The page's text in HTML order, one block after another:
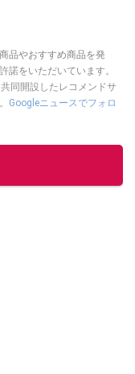
品やおすすめ商品を発
諾をいただいています。
同開設したレコメンドサ
Googleニュースでフォロ
トの他の記事を読む